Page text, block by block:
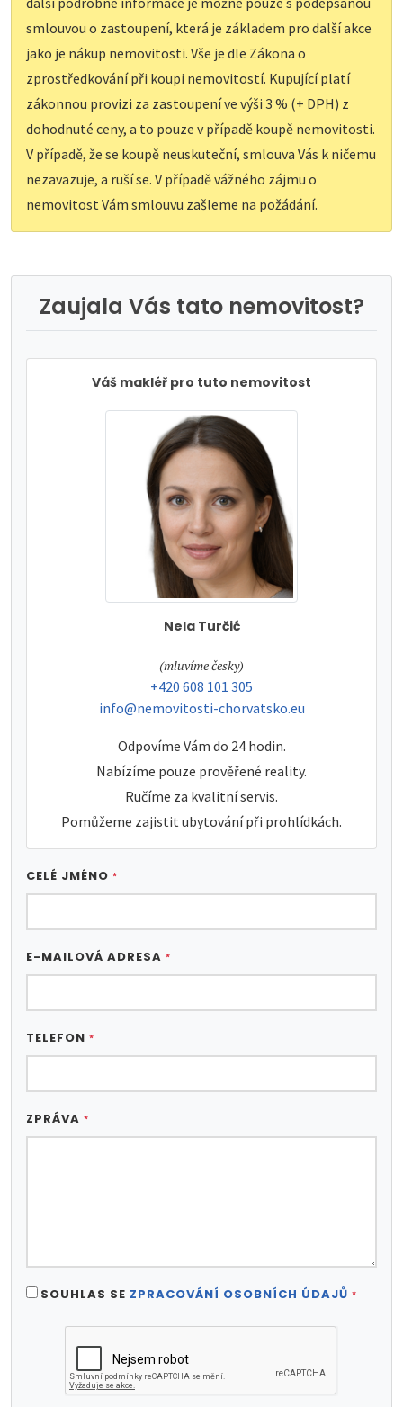
smlouvou o zastoupení, která je základem pro další akce
jako je nákup nemovitosti. Vše je dle Zákona o
zprostředkování při koupi nemovitostí. Kupující platí
zákonnou provizi za zastoupení ve výši 3 % (+ DPH) z
dohodnuté ceny, a to pouze v případě koupě nemovitosti.
V případě, že se koupě neuskuteční, smlouva Vás k ničemu
nezavazuje, a ruší se. V případě vážného zájmu o
nemovitost Vám smlouvu zašleme na požádání.
Zaujala Vás tato nemovitost?
Váš makléř pro tuto nemovitost
Nela Turčić
tel:
(mluvíme česky)
tel:
+420 608 101 305
e-mail:
info@nemovitosti-chorvatsko.eu
Odpovíme Vám do 24 hodin.
Nabízíme pouze prověřené reality.
Ručíme za kvalitní servis.
Pomůžeme zajistit ubytování při prohlídkách.
CELÉ JMÉNO *
E-MAILOVÁ ADRESA *
TELEFON *
ZPRÁVA *
SOUHLAS SE ZPRACOVÁNÍ OSOBNÍCH ÚDAJŮ *